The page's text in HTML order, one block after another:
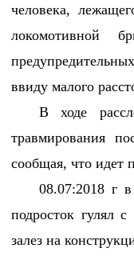
человека,
локомотивной
ввиду малого
В ходе
травмирования
сообщая, что идет
08.07:2018 г
подросток гулял
залез на